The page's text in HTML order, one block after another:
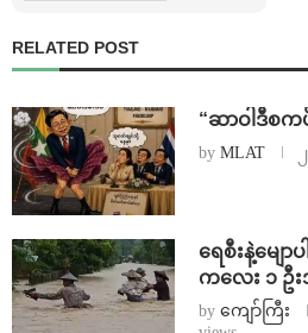
RELATED POST
“ဆာဝါဒီစက
by MLAT
ရေစီးနဲ့မျေ
ကလေး ၁ ဦး
by ကျော်ကြီး